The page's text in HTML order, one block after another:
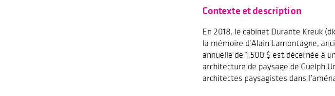
Contexte et description
En 2018, le cabinet Durante Kreuk
la mémoire d’Alain Lamontagne,
annuelle de 1 500 $ est décernée à
architecture de paysage de Guelph
architectes paysagistes dans